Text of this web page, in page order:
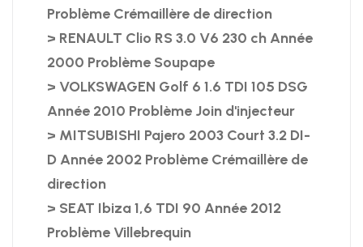
Problème Crémaillère de direction
> RENAULT Clio RS 3.0 V6 230 ch Année
2000 Problème Soupape
> VOLKSWAGEN Golf 6 1.6 TDI 105 DSG
Année 2010 Problème Join d'injecteur
> MITSUBISHI Pajero 2003 Court 3.2 DI-
D Année 2002 Problème Crémaillère de
direction
> SEAT Ibiza 1,6 TDI 90 Année 2012
Problème Villebrequin